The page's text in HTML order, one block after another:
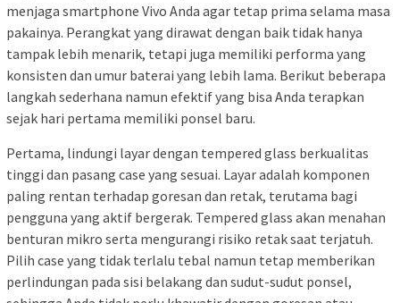
menjaga smartphone Vivo Anda agar tetap prima selama masa
pakainya. Perangkat yang dirawat dengan baik tidak hanya
tampak lebih menarik, tetapi juga memiliki performa yang
konsisten dan umur baterai yang lebih lama. Berikut beberapa
langkah sederhana namun efektif yang bisa Anda terapkan
sejak hari pertama memiliki ponsel baru.
Pertama, lindungi layar dengan tempered glass berkualitas
tinggi dan pasang case yang sesuai. Layar adalah komponen
paling rentan terhadap goresan dan retak, terutama bagi
pengguna yang aktif bergerak. Tempered glass akan menahan
benturan mikro serta mengurangi risiko retak saat terjatuh.
Pilih case yang tidak terlalu tebal namun tetap memberikan
perlindungan pada sisi belakang dan sudut-sudut ponsel,